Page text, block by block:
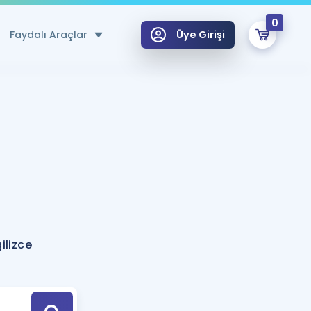
Faydalı Araçlar
Hesaplama Aracı
için Öneriler
Tek Takvimde
Üye Girişi
0